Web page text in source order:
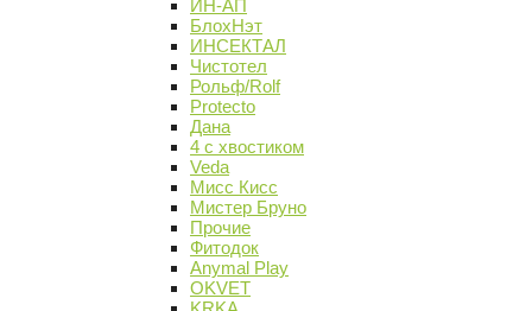
ИН-АП
БлохНэт
ИНСЕКТАЛ
Чистотел
Рольф/Rolf
Protecto
Дана
4 с хвостиком
Veda
Мисс Кисс
Мистер Бруно
Прочие
Фитодок
Anymal Play
OKVET